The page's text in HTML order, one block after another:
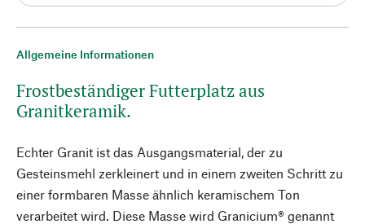
Allgemeine Informationen
Frostbeständiger Futterplatz aus
Granitkeramik.
Echter Granit ist das Ausgangsmaterial, der zu
Gesteinsmehl zerkleinert und in einem zweiten Schritt zu
einer formbaren Masse ähnlich keramischem Ton
verarbeitet wird. Diese Masse wird Granicium® genannt